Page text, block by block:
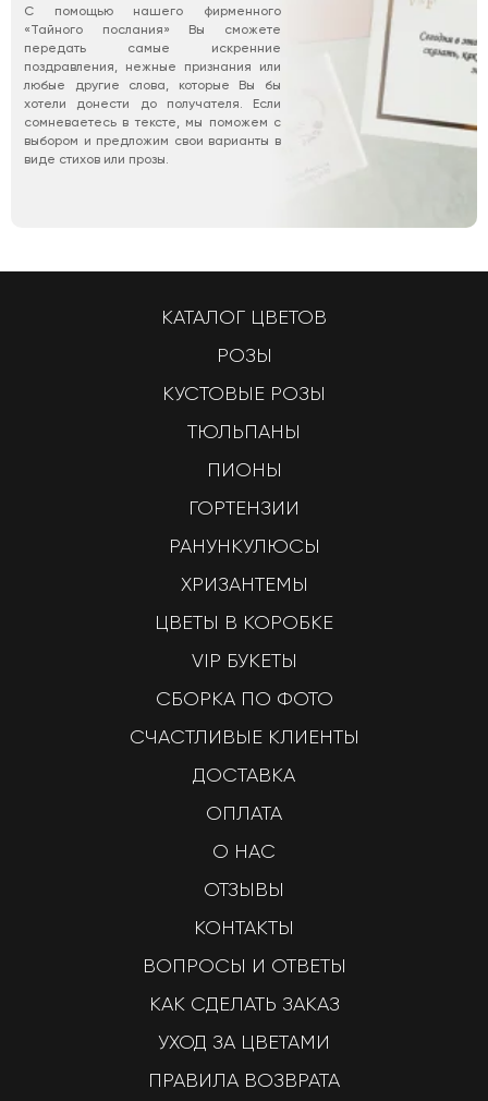
С помощью нашего фирменного
«Тайного послания» Вы сможете
передать самые искренние
поздравления, нежные признания или
любые другие слова, которые Вы бы
хотели донести до получателя. Если
сомневаетесь в тексте, мы поможем с
выбором и предложим свои варианты в
виде стихов или прозы.
КАТАЛОГ ЦВЕТОВ
РОЗЫ
КУСТОВЫЕ РОЗЫ
ТЮЛЬПАНЫ
ПИОНЫ
ГОРТЕНЗИИ
РАНУНКУЛЮСЫ
ХРИЗАНТЕМЫ
ЦВЕТЫ В КОРОБКЕ
VIP БУКЕТЫ
СБОРКА ПО ФОТО
СЧАСТЛИВЫЕ КЛИЕНТЫ
ДОСТАВКА
ОПЛАТА
О НАС
ОТЗЫВЫ
КОНТАКТЫ
ВОПРОСЫ И ОТВЕТЫ
КАК СДЕЛАТЬ ЗАКАЗ
УХОД ЗА ЦВЕТАМИ
ПРАВИЛА ВОЗВРАТА